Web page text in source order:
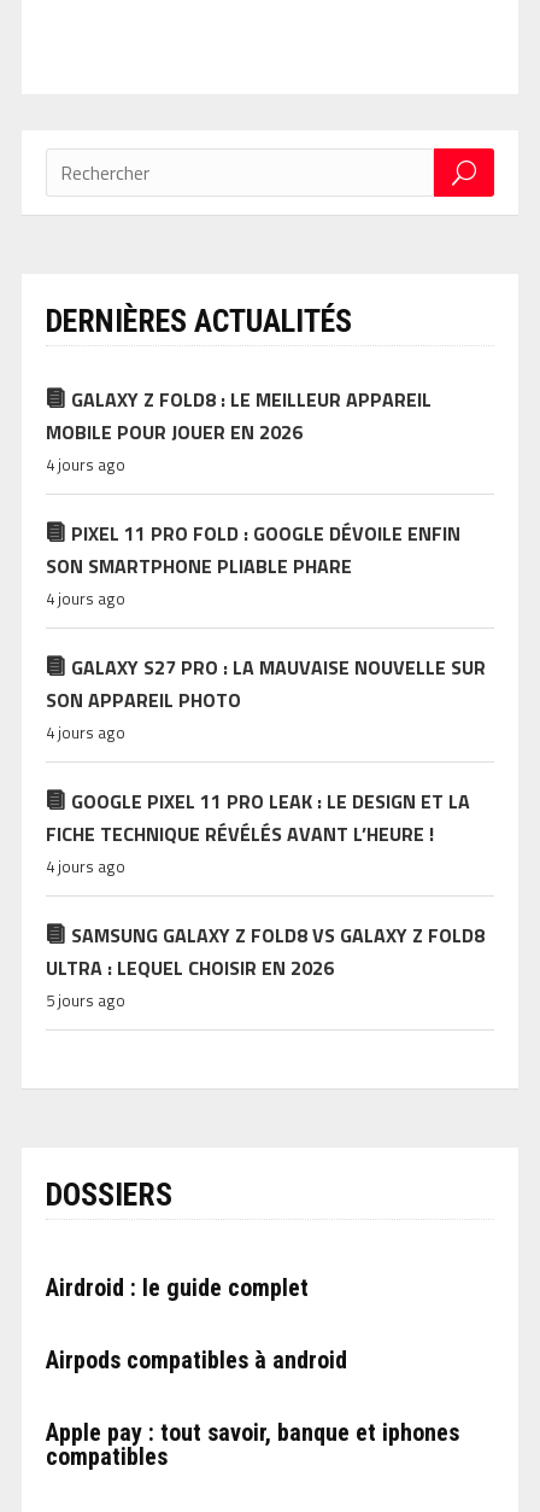
DERNIÈRES ACTUALITÉS
GALAXY Z FOLD8 : LE MEILLEUR APPAREIL
MOBILE POUR JOUER EN 2026
4 jours ago
PIXEL 11 PRO FOLD : GOOGLE DÉVOILE ENFIN
SON SMARTPHONE PLIABLE PHARE
4 jours ago
GALAXY S27 PRO : LA MAUVAISE NOUVELLE SUR
SON APPAREIL PHOTO
4 jours ago
GOOGLE PIXEL 11 PRO LEAK : LE DESIGN ET LA
FICHE TECHNIQUE RÉVÉLÉS AVANT L’HEURE !
4 jours ago
SAMSUNG GALAXY Z FOLD8 VS GALAXY Z FOLD8
ULTRA : LEQUEL CHOISIR EN 2026
5 jours ago
DOSSIERS
Airdroid : le guide complet
Airpods compatibles à android
Apple pay : tout savoir, banque et iphones
compatibles